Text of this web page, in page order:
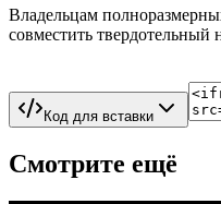
Владельцам
совместить
Код для вставки
Смотрите ещё